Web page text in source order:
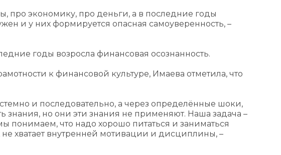
про экономику, про деньги, а в последние годы
и у них формируется опасная самоуверенность, –
годы возросла финансовая осознанность.
к финансовой культуре, Имаева отметила, что
и последовательно, а через определённые шоки,
знания, но они эти знания не применяют. Наша задача –
понимаем, что надо хорошо питаться и заниматься
хватает внутренней мотивации и дисциплины, –